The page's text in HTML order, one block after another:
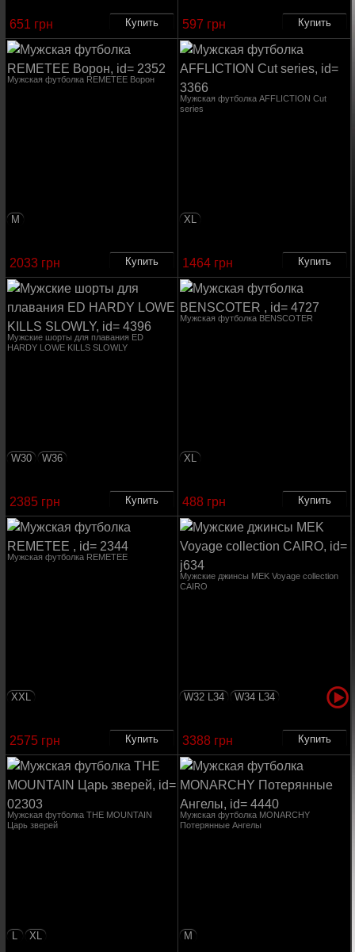
597 грн
651 грн
Мужская футболка AFFLICTION Cut
series
XL
1464 грн
Мужская футболка REMETEE Ворон
M
2033 грн
Мужская футболка BENSCOTER
XL
488 грн
Мужские шорты для плавания ED
HARDY LOWE KILLS SLOWLY
W30 W36
2385 грн
Мужские джинсы MEK Voyage collection
CAIRO
W32 L34 W34 L34
3388 грн
Мужская футболка REMETEE
XXL
2575 грн
Мужская футболка MONARCHY
Потерянные Ангелы
M
Мужская футболка THE MOUNTAIN
Царь зверей
L XL